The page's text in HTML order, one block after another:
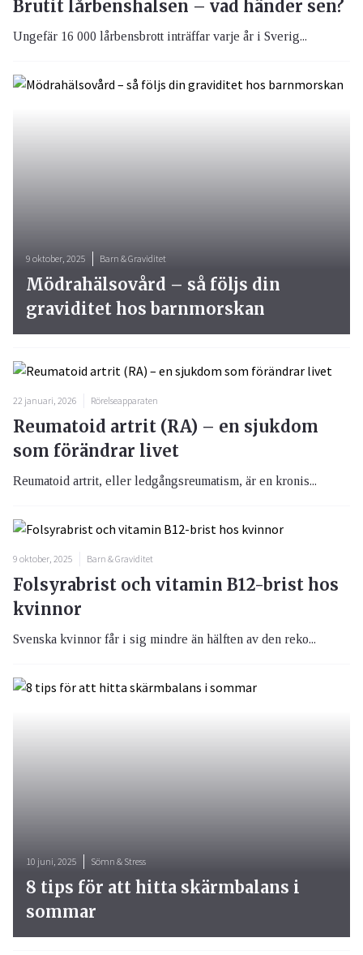
Brutit lårbenshalsen – vad händer sen?
Ungefär 16 000 lårbensbrott inträffar varje år i Sverig...
22 januari, 2026 Rörelseapparaten
Reumatoid artrit (RA) – en sjukdom
som förändrar livet
Reumatoid artrit, eller ledgångsreumatism, är en kronis...
9 oktober, 2025 Barn & Graviditet
Folsyrabrist och vitamin B12-brist hos
kvinnor
Svenska kvinnor får i sig mindre än hälften av den reko...
9 oktober, 2025 Barn & Graviditet
Mödrahälsovård – så följs din
graviditet hos barnmorskan
10 juni, 2025 Sömn & Stress
8 tips för att hitta skärmbalans i
sommar